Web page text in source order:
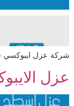
شركة عزل ايبوكسي
عزل